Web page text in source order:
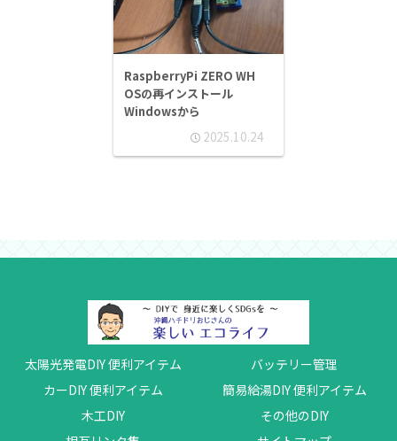
RaspberryPi ZERO WH
OSの再インストール
Windowsから
2025.10.24
太陽光発電DIY 便利アイテム
バッテリー管理
カーDIY 便利アイテム
簡易給湯DIY 便利アイテム
木工DIY
その他のDIY